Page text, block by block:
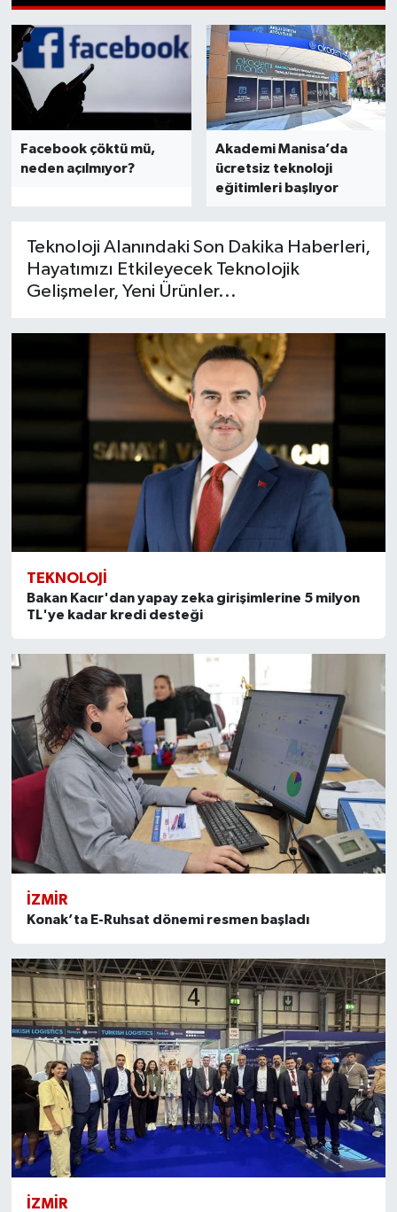
1 2 3 4 5 6 7 8 9 10 11 12 13
Facebook çöktü mü,
neden açılmıyor?
Akademi Manisa’da
ücretsiz teknoloji
eğitimleri başlıyor
Teknoloji Alanındaki Son Dakika Haberleri,
Hayatımızı Etkileyecek Teknolojik
Gelişmeler, Yeni Ürünler...
TEKNOLOJI
Bakan Kacır'dan yapay zeka girişimlerine 5 milyon
TL'ye kadar kredi desteği
İZMIR
Konak’ta E-Ruhsat dönemi resmen başladı
İZMIR
Spor
Teknoloji
Çevre